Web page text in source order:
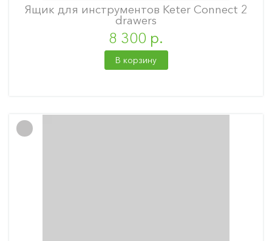
Ящик для инструментов Keter Connect 2
drawers
8 300 р.
В корзину